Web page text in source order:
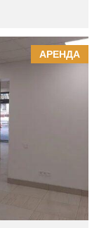
АРЕНДА